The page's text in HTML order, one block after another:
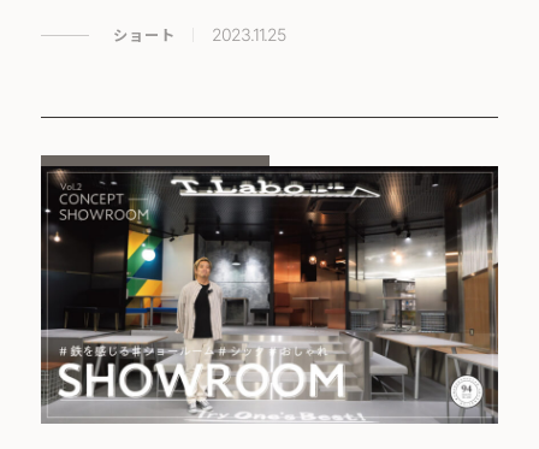
ショート 2023.11.25